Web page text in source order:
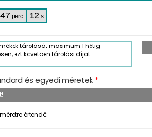
47 perc 11s
tárolását maximum 1 hétig
ezt követően tárolási díjat
és egyedi méretek *
értendő: